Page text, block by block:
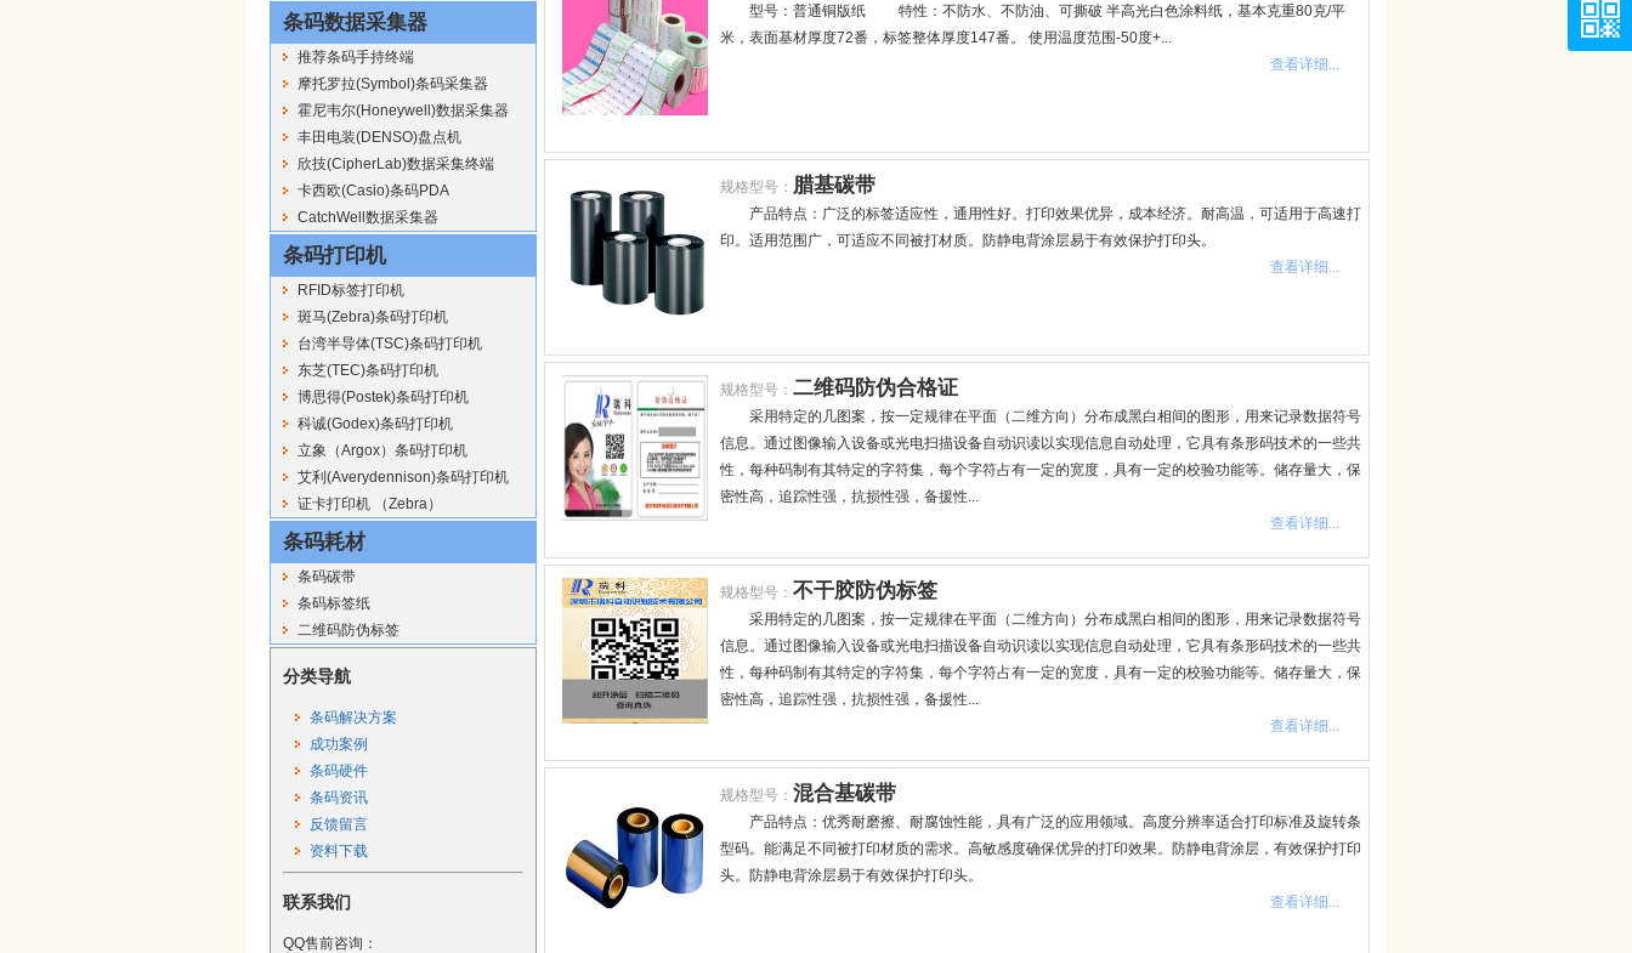
条码数据采集器
推荐条码手持终端
摩托罗拉(Symbol)条码采集器
霍尼韦尔(Honeywell)数据采集器
丰田电装(DENSO)盘点机
欣技(CipherLab)数据采集终端
卡西欧(Casio)条码PDA
CatchWell数据采集器
条码打印机
RFID标签打印机
斑马(Zebra)条码打印机
台湾半导体(TSC)条码打印机
东芝(TEC)条码打印机
博思得(Postek)条码打印机
科诚(Godex)条码打印机
立象（Argox）条码打印机
艾利(Averydennison)条码打印机
证卡打印机 （Zebra）
条码耗材
条码碳带
条码标签纸
二维码防伪标签
分类导航
条码解决方案
成功案例
条码硬件
条码资讯
反馈留言
资料下载
联系我们
QQ售前咨询：
型号：普通铜版纸 特性：不防水、不防油、可撕破 半高光白色涂料纸，基本克重80克/平
米，表面基材厚度72番，标签整体厚度147番。 使用温度范围-50度+...
查看详细...
规格型号： 腊基碳带
产品特点：广泛的标签适应性，通用性好。打印效果优异，成本经济。耐高温，可适用于高速打
印。适用范围广，可适应不同被打材质。防静电背涂层易于有效保护打印头。
查看详细...
规格型号： 二维码防伪合格证
采用特定的几图案，按一定规律在平面（二维方向）分布成黑白相间的图形，用来记录数据符号
信息。通过图像输入设备或光电扫描设备自动识读以实现信息自动处理，它具有条形码技术的一些共
性，每种码制有其特定的字符集，每个字符占有一定的宽度，具有一定的校验功能等。储存量大，保
密性高，追踪性强，抗损性强，备援性...
查看详细...
规格型号： 不干胶防伪标签
采用特定的几图案，按一定规律在平面（二维方向）分布成黑白相间的图形，用来记录数据符号
信息。通过图像输入设备或光电扫描设备自动识读以实现信息自动处理，它具有条形码技术的一些共
性，每种码制有其特定的字符集，每个字符占有一定的宽度，具有一定的校验功能等。储存量大，保
密性高，追踪性强，抗损性强，备援性...
查看详细...
规格型号： 混合基碳带
产品特点：优秀耐磨擦、耐腐蚀性能，具有广泛的应用领域。高度分辨率适合打印标准及旋转条
型码。能满足不同被打印材质的需求。高敏感度确保优异的打印效果。防静电背涂层，有效保护打印
头。防静电背涂层易于有效保护打印头。
查看详细...